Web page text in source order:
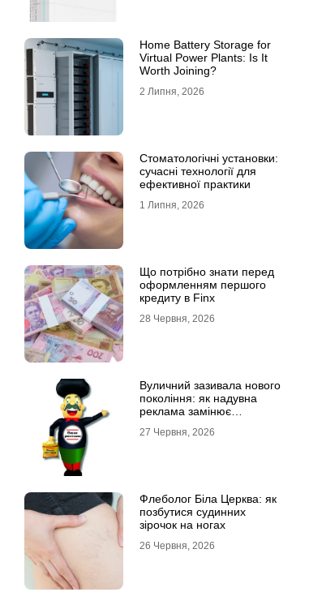
Home Battery Storage for
Virtual Power Plants: Is It
Worth Joining?
2 Липня, 2026
Стоматологічні установки:
сучасні технології для
ефективної практики
1 Липня, 2026
Що потрібно знати перед
оформленням першого
кредиту в Finx
28 Червня, 2026
Вуличний зазивала нового
покоління: як надувна
реклама замінює
витрати
27 Червня, 2026
Флеболог Біла Церква: як
позбутися судинних
зірочок на ногах
26 Червня, 2026